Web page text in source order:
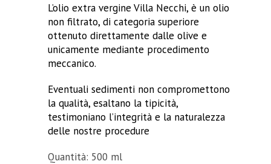
L’olio extra vergine Villa Necchi, è un olio
non filtrato, di categoria superiore
ottenuto direttamente dalle olive e
unicamente mediante procedimento
meccanico.
Eventuali sedimenti non compromettono
la qualità, esaltano la tipicità,
testimoniano l’integrità e la naturalezza
delle nostre procedure
Quantità: 500 ml